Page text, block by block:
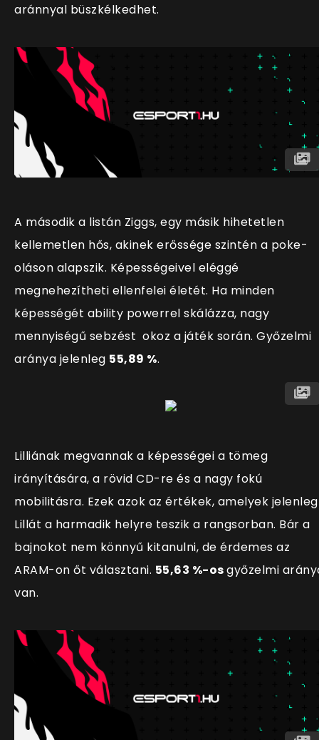
aránnyal büszkélkedhet.
A második a listán Ziggs, egy másik hihetetlen
kellemetlen hős, akinek erőssége szintén a poke-
oláson alapszik. Képességeivel eléggé
megnehezítheti ellenfelei életét. Ha minden
képességét ability powerrel skálázza, nagy
mennyiségű sebzést okoz a játék során. Győzelmi
aránya jelenleg 55,89 %.
Lilliának megvannak a képességei a tömeg
irányítására, a rövid CD-re és a nagy fokú
mobilitásra. Ezek azok az értékek, amelyek jelenleg
Lillát a harmadik helyre teszik a rangsorban. Bár a
bajnokot nem könnyű kitanulni, de érdemes az
ARAM-on őt választani. 55,63 %-osgyőzelmi
van.